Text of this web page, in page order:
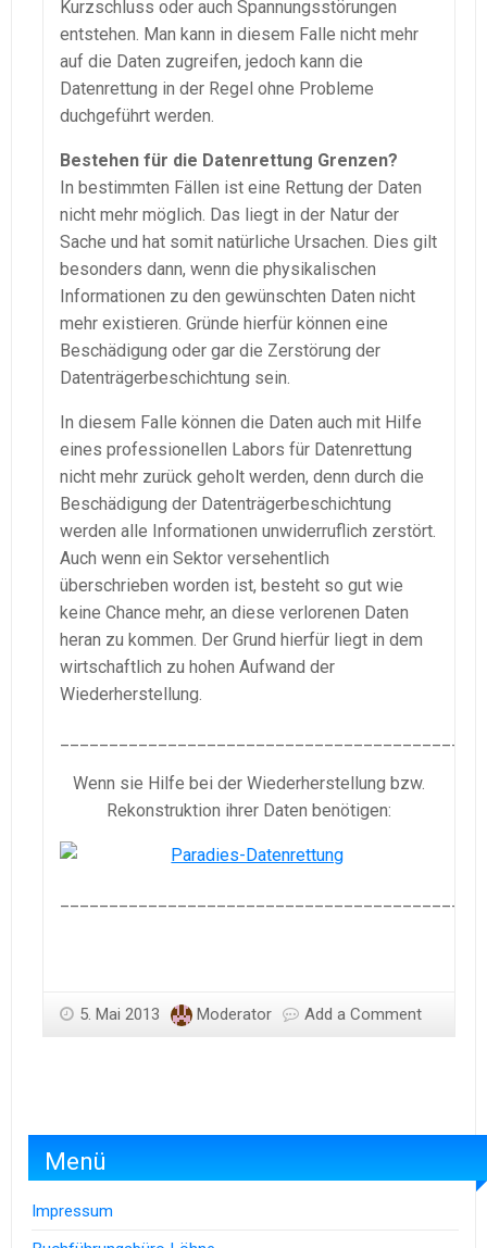
Kurzschluss oder auch Spannungsstörungen
entstehen. Man kann in diesem Falle nicht mehr
auf die Daten zugreifen, jedoch kann die
Datenrettung in der Regel ohne Probleme
duchgeführt werden.
Bestehen für die Datenrettung Grenzen?
In bestimmten Fällen ist eine Rettung der Daten
nicht mehr möglich. Das liegt in der Natur der
Sache und hat somit natürliche Ursachen. Dies gilt
besonders dann, wenn die physikalischen
Informationen zu den gewünschten Daten nicht
mehr existieren. Gründe hierfür können eine
Beschädigung oder gar die Zerstörung der
Datenträgerbeschichtung sein.
In diesem Falle können die Daten auch mit Hilfe
eines professionellen Labors für Datenrettung
nicht mehr zurück geholt werden, denn durch die
Beschädigung der Datenträgerbeschichtung
werden alle Informationen unwiderruflich zerstört.
Auch wenn ein Sektor versehentlich
überschrieben worden ist, besteht so gut wie
keine Chance mehr, an diese verlorenen Daten
heran zu kommen. Der Grund hierfür liegt in dem
wirtschaftlich zu hohen Aufwand der
Wiederherstellung.
Wenn sie Hilfe bei der Wiederherstellung bzw.
Rekonstruktion ihrer Daten benötigen:
5. Mai 2013 Moderator Add a Comment
Menü
Impressum